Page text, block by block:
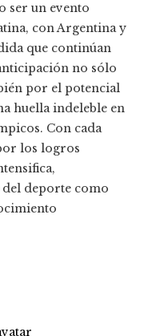
ser un evento
con Argentina y
que continúan
no sólo
por el potencial
huella indeleble en
Con cada
los logros
deporte como